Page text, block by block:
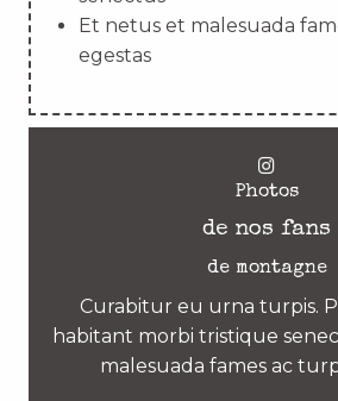
Et netus et malesuada
egestas
Photos
de nos fans
de montagne
Curabitur eu urna turpis.
habitant morbi tristique
malesuada fames ac